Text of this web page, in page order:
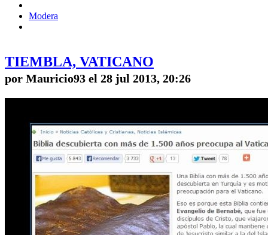
Modera
TIEMBLA, VATICANO
por Mauricio93 el 28 jul 2013, 20:26